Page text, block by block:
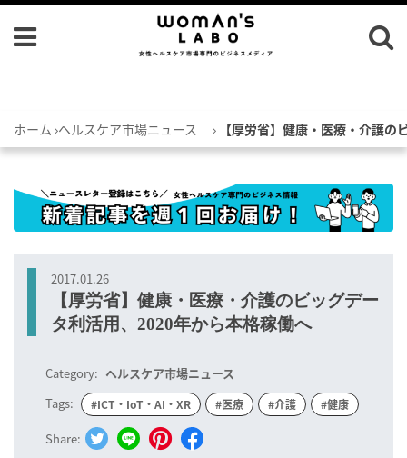
ホーム ヘルスケア市場ニュース 【厚労省】健康・医療・介護
2017.01.26
【厚労省】健康・医療・介護のビッグデー
タ利活用、2020年から本格稼働へ
Category: ヘルスケア市場ニュース
Tags:
#ICT・IoT・AI・XR #医療 #介護 #健康
Share: